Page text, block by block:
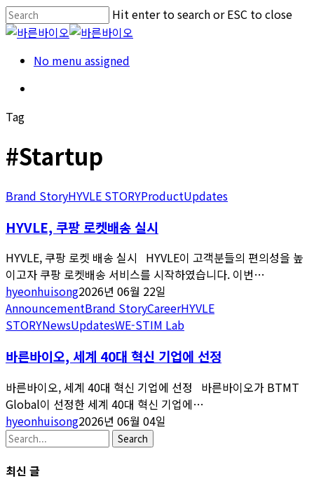
Skip
to
content
Hit enter to search or ESC to close
Close
Menu No menu assigned
Tag
#Startup
Brand StoryHYVLE STORYProductUpdates
HYVLE, 쿠팡 로켓배송 실시
HYVLE, 쿠팡 로켓 배송 실시 HYVLE이 고객분들의 편의성을 높
이고자 쿠팡 로켓배송 서비스를 시작하였습니다. 이번…
hyeonhuisong2026년 06월 22일
AnnouncementBrand StoryCareerHYVLE
STORYNewsUpdatesWE-STIM Lab
바른바이오, 세계 40대 혁신 기업에 선정
바른바이오, 세계 40대 혁신 기업에 선정 바른바이오가 BTMT
Global이 선정한 세계 40대 혁신 기업에…
hyeonhuisong2026년 06월 04일
Search
최신 글